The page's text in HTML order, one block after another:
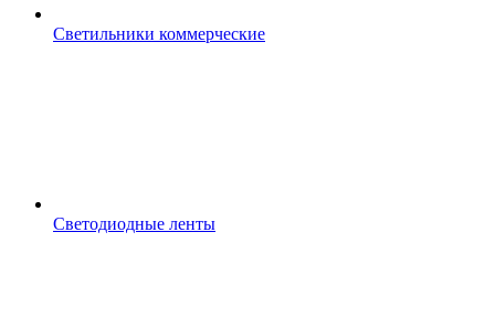
Светильники коммерческие
Светодиодные ленты